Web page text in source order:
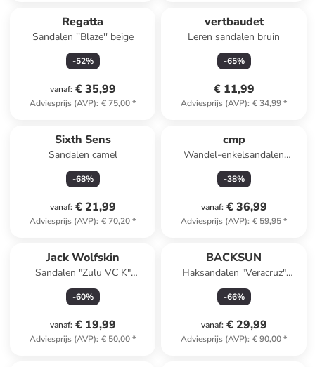
Regatta
Sandalen ''Blaze'' beige
-52%
vanaf: € 35,99
Adviesprijs (AVP): € 75,00*
vertbaudet
Leren sandalen bruin
-65%
€ 11,99
Adviesprijs (AVP): € 34,99*
Sixth Sens
Sandalen camel
-68%
vanaf: € 21,99
Adviesprijs (AVP): € 70,20*
cmp
Wandel-enkelsandalen
"Sahiph" grijs
-38%
vanaf: € 36,99
Adviesprijs (AVP): € 59,95*
Jack Wolfskin
Sandalen "Zulu VC K"
turquoise
-60%
vanaf: € 19,99
Adviesprijs (AVP): € 50,00*
BACKSUN
Haksandalen "Veracruz"
wit/goudkleurig
-66%
vanaf: € 29,99
Adviesprijs (AVP): € 90,00*